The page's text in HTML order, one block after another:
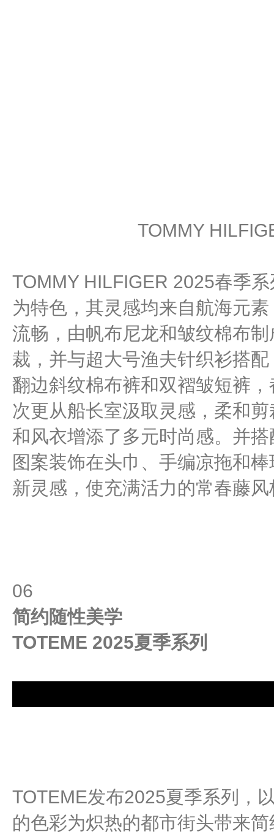
TOMMY
TOMMY HILFIGER 2025春季
为特色，其灵感均来自航海元
流畅，由帆布尼龙和皱纹棉布
裁，并与超大号渔夫针织衫搭
翻边斜纹棉布裤和双褶皱短裤
次更从船长室汲取灵感，柔和
和风衣增添了多元时尚感。并
图案装饰在头巾、手编凉拖和
新灵感，使充满活力的常春藤
06
简约随性美学
TOTEME 2025夏季系列
TOTEME发布2025夏季系列，
的色彩为炽热的都市街头带来